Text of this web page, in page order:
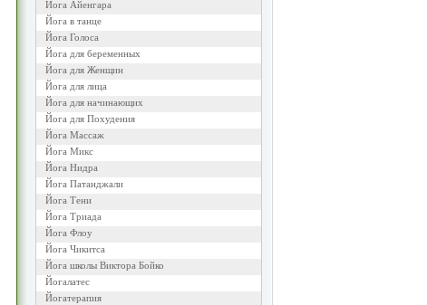
Йога Айенгара
Йога в танце
Йога Голоса
Йога для беременных
Йога для Женщин
Йога для лица
Йога для начинающих
Йога для Похудения
Йога Массаж
Йога Микс
Йога Нидра
Йога Патанджали
Йога Тени
Йога Триада
Йога Флоу
Йога Чикитса
Йога школы Виктора Бойко
Йогалатес
Йогатерапия